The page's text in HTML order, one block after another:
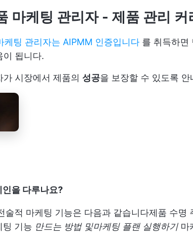
마케팅 관리자 - 제품 관리 커
케팅 관리자는 AIPMM 인증입니다 를 취득하면
이 됩니다.
가 시장에서 제품의 성공을 보장할 수 있도록 안
을 다루나요?
술적 마케팅 기능은 다음과 같습니다제품 수명
팅 기능 만드는 방법 및마케팅 플랜 실행하기마